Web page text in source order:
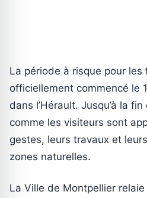
La période à risque pour les
officiellement commencé le
dans l’Hérault. Jusqu’à la
comme les visiteurs sont
gestes, leurs travaux et
zones naturelles.
La Ville de Montpellier